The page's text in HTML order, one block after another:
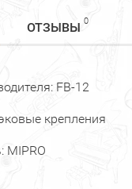
ОТЗЫВЫ 0
FB-12
крепления
MIPRO